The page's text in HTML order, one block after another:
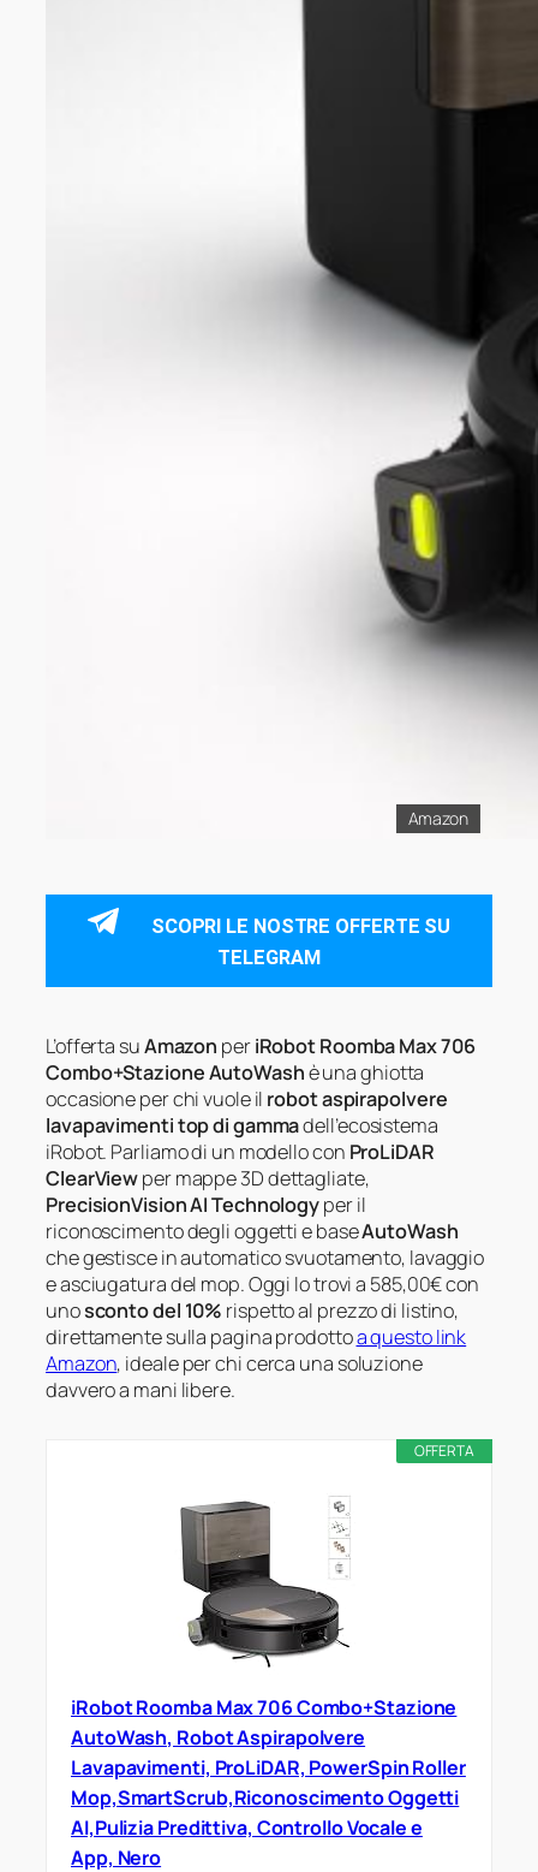
Amazon
SCOPRI LE NOSTRE OFFERTE SU
TELEGRAM
L’offerta suAmazon periRobot Roomba Max 706
Combo+Stazione AutoWashè una ghiotta
occasione per chi vuole il robot aspirapolvere
lavapavimenti top di gammadell’ecosistema
iRobot. Parliamo di un modello con ProLiDAR
ClearViewper mappe 3D dettagliate,
PrecisionVision AI Technologyper il
riconoscimento degli oggetti e baseAutoWash
che gestisce in automatico svuotamento, lavaggio
e asciugatura del mop. Oggi lo trovi a 585,00€ con
unosconto del 10% rispetto al prezzo di listino,
direttamente sulla pagina prodottoa questo link
Amazon, ideale per chi cerca una soluzione
davvero a mani libere.
OFFERTA
iRobot Roomba Max 706 Combo+Stazione
AutoWash, Robot Aspirapolvere
Lavapavimenti, ProLiDAR, PowerSpin Roller
Mop,SmartScrub,Riconoscimento Oggetti
AI,Pulizia Predittiva, Controllo Vocale e
App, Nero